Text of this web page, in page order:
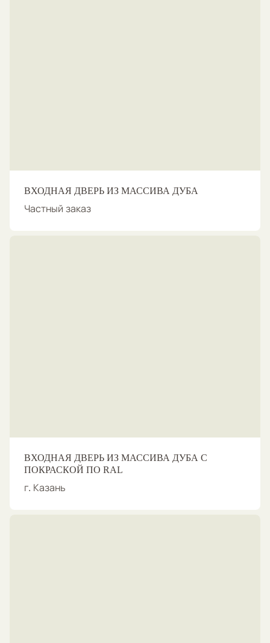
ВХОДНАЯ ДВЕРЬ ИЗ МАССИВА ДУБА
Частный заказ
ВХОДНАЯ ДВЕРЬ ИЗ МАССИВА ДУБА С
ПОКРАСКОЙ ПО RAL
г. Казань